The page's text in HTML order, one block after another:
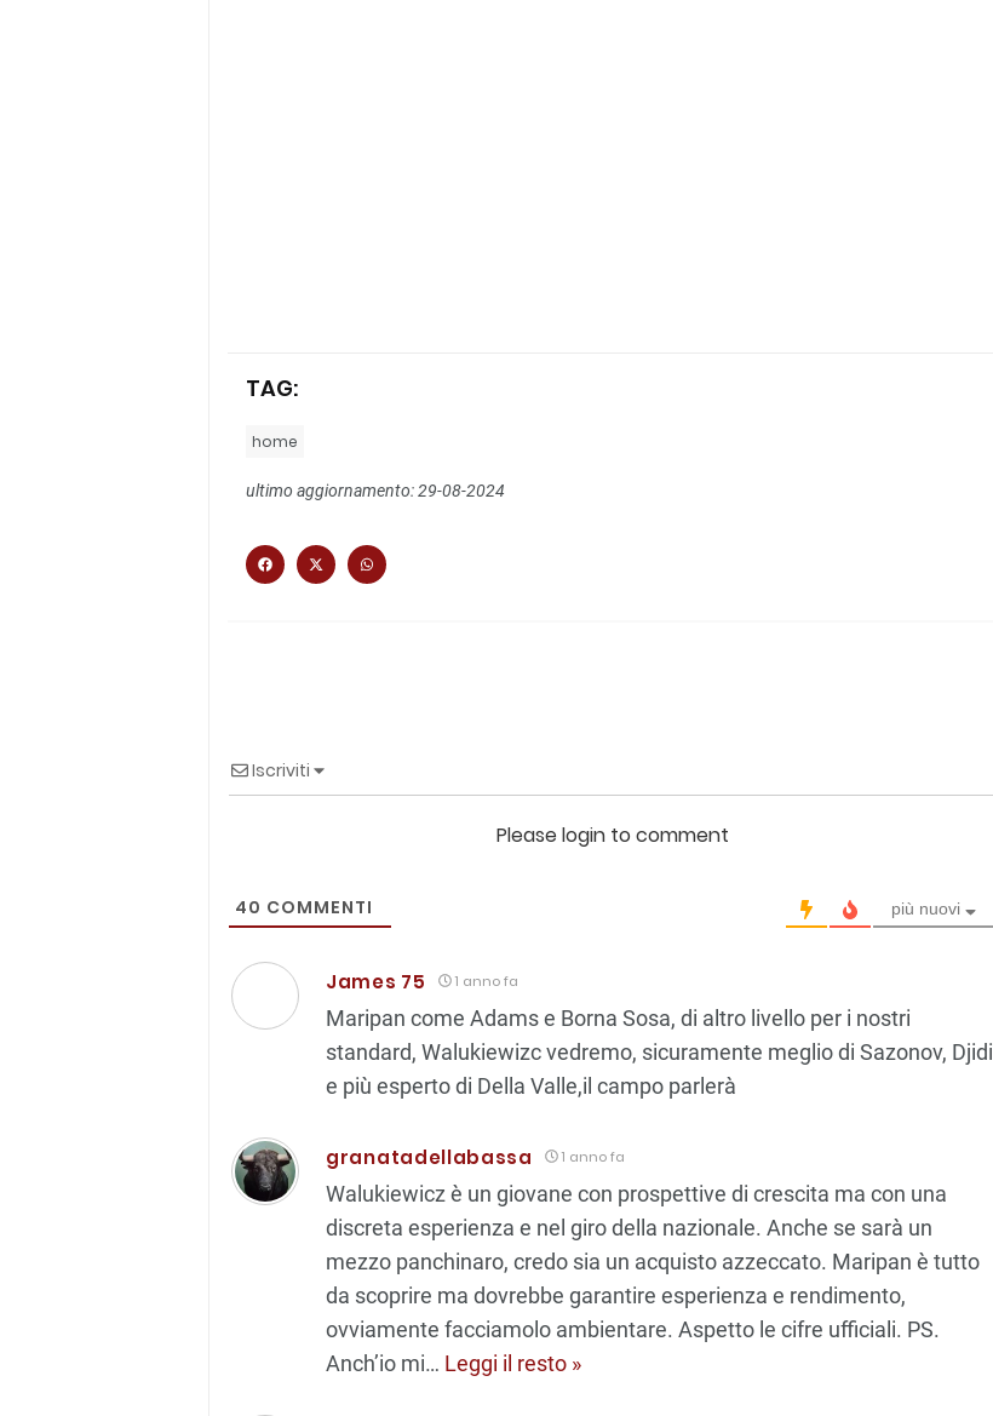
TAG:
home
ultimo aggiornamento: 29-08-2024
Iscriviti
Please login to comment
40 COMMENTI più nuovi
James 75 1 anno fa
Maripan come Adams e Borna Sosa, di altro livello per i nostri
standard, Walukiewizc vedremo, sicuramente meglio di Sazonov, Djidi
e più esperto di Della Valle,il campo parlerà
granatadellabassa 1 anno fa
Walukiewicz è un giovane con prospettive di crescita ma con una
discreta esperienza e nel giro della nazionale. Anche se sarà un
mezzo panchinaro, credo sia un acquisto azzeccato. Maripan è tutto
da scoprire ma dovrebbe garantire esperienza e rendimento,
ovviamente facciamolo ambientare. Aspetto le cifre ufficiali. PS.
Anch’io mi… Leggi il resto »